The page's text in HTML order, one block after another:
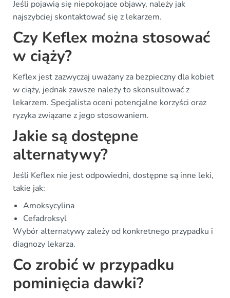
Jeśli pojawią się niepokojące objawy, należy jak
najszybciej skontaktować się z lekarzem.
Czy Keflex można stosować
w ciąży?
Keflex jest zazwyczaj uważany za bezpieczny dla kobiet
w ciąży, jednak zawsze należy to skonsultować z
lekarzem. Specjalista oceni potencjalne korzyści oraz
ryzyka związane z jego stosowaniem.
Jakie są dostępne
alternatywy?
Jeśli Keflex nie jest odpowiedni, dostępne są inne leki,
takie jak:
Amoksycylina
Cefadroksyl
Wybór alternatywy zależy od konkretnego przypadku i
diagnozy lekarza.
Co zrobić w przypadku
pominięcia dawki?